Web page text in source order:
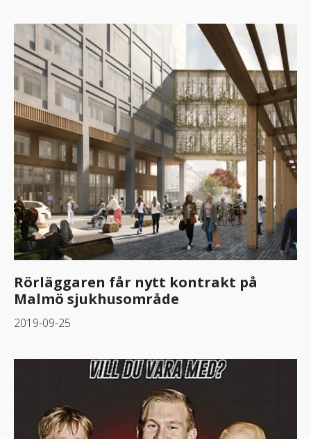
Rörläggaren får nytt kontrakt på
Malmö sjukhusområde
2019-09-25